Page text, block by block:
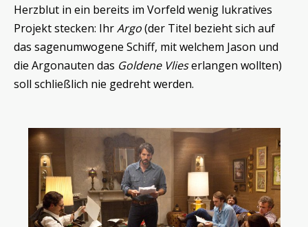
Herzblut in ein bereits im Vorfeld wenig lukratives
Projekt stecken: IhrArgo(der Titel bezieht sich auf
das sagenumwogene Schiff, mit welchem Jason und
die Argonauten das Goldene Vlieserlangen wollten)
soll schließlich nie gedreht werden.